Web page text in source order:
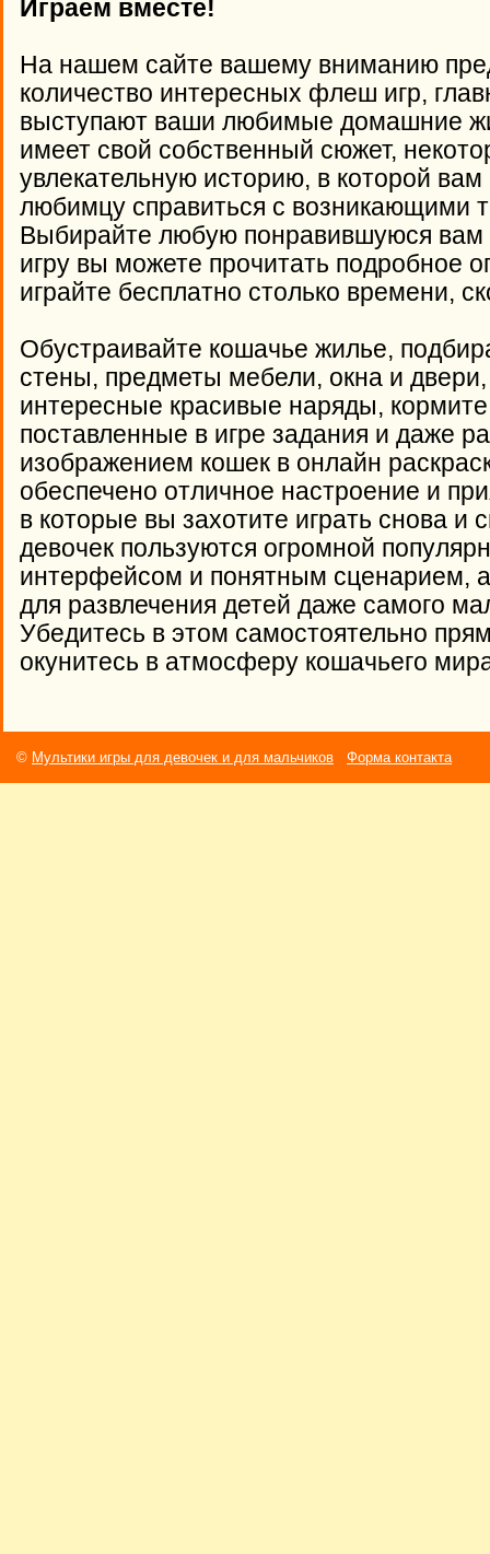
Играем вместе!
На нашем сайте вашему вниманию
количество интересных флеш игр,
выступают ваши любимые домашние
имеет свой собственный сюжет,
увлекательную историю, в которой
любимцу справиться с возникающими
Выбирайте любую понравившуюся вам
игру вы можете прочитать подробное
играйте бесплатно столько времени,
Обустраивайте кошачье жилье,
стены, предметы мебели, окна и
интересные красивые наряды,
поставленные в игре задания и даже
изображением кошек в онлайн
обеспечено отличное настроение и
в которые вы захотите играть снова и
девочек пользуются огромной
интерфейсом и понятным сценарием,
для развлечения детей даже самого
Убедитесь в этом самостоятельно
окунитесь в атмосферу кошачьего
© Мультики игры для девочек и для мальчиков Форма контакта